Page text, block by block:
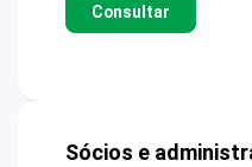
Consultar
Sócios e